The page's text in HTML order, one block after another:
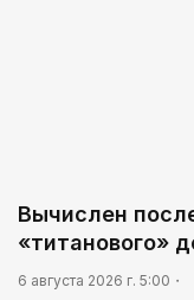
Вычислен
«титанового»
6 августа 2026 г. 5:00